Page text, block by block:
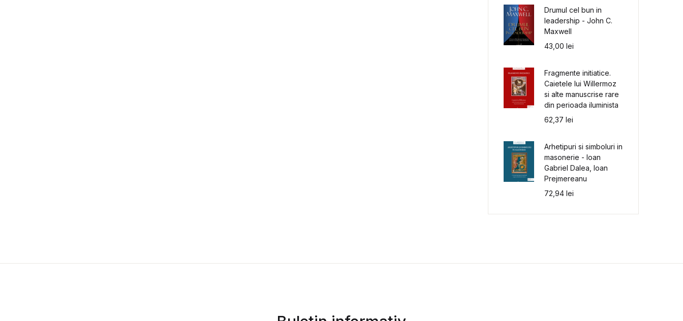
Drumul cel bun in
leadership - John C.
Maxwell
43,00lei
Fragmente initiatice.
Caietele lui Willermoz
si alte manuscrise rare
din perioada iluminista
62,37lei
Arhetipuri si simboluri in
masonerie - Ioan
Gabriel Dalea, Ioan
Prejmereanu
72,94lei